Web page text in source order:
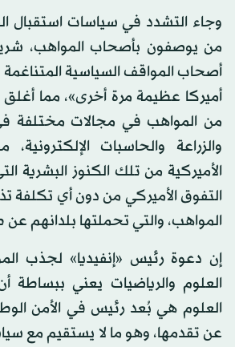
وجاء التشدد في سياسات استقبال
من يوصفون بأصحاب المواهب،
أصحاب المواقف السياسية
أميركا عظيمة مرة أخرى»، مما أغلق
من المواهب في مجالات مختلفة
والزراعة والحاسبات
الأميركية من تلك الكنوز البشرية
التفوق الأميركي من دون أي تكلفة
المواهب، والتي تحملتها بلدانهم
إن دعوة رئيس «إنفيديا» لجذب
العلوم والرياضيات يعني ببساطة
العلوم هي بُعد رئيس في الأمن
عن تقدمها، وهو ما لا يستقيم مع